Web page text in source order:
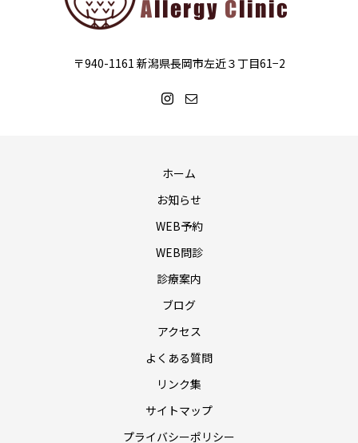
〒940-1161 新潟県長岡市左近３丁目61−2
ホーム
お知らせ
WEB予約
WEB問診
診療案内
ブログ
アクセス
よくある質問
リンク集
サイトマップ
プライバシーポリシー